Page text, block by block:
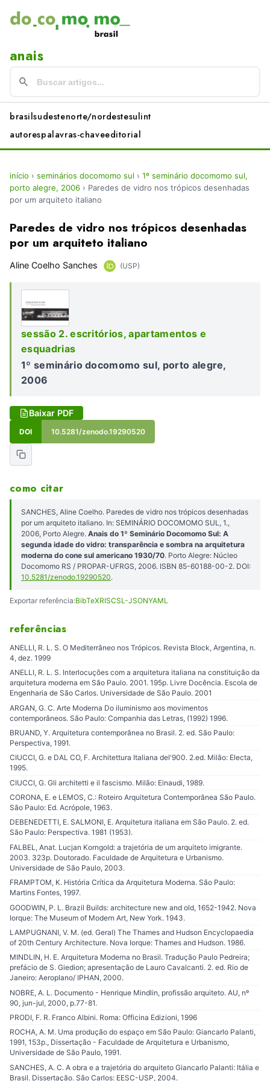
anais
brasilsudestenorte/nordestesulint
autorespalavras-chaveeditorial
início › seminários docomomo sul › 1º seminário docomomo sul,
porto alegre, 2006 › Paredes de vidro nos trópicos desenhadas
por um arquiteto italiano
Paredes de vidro nos trópicos desenhadas
por um arquiteto italiano
Aline Coelho Sanches (USP)
sessão 2. escritórios, apartamentos e
esquadrias
1º seminário docomomo sul, porto alegre,
2006
Baixar PDF
DOI 10.5281/zenodo.19290520
como citar
SANCHES, Aline Coelho. Paredes de vidro nos trópicos desenhadas
por um arquiteto italiano. In: SEMINÁRIO DOCOMOMO SUL, 1.,
2006, Porto Alegre. Anais do 1º Seminário Docomomo Sul: A
segunda idade do vidro: transparência e sombra na arquitetura
moderna do cone sul americano 1930/70. Porto Alegre: Núcleo
Docomomo RS / PROPAR-UFRGS, 2006. ISBN 85-60188-00-2. DOI:
10.5281/zenodo.19290520.
Exportar referência:BibTeXRISCSL-JSONYAML
referências
ANELLI, R. L. S. O Mediterrâneo nos Trópicos. Revista Block, Argentina, n.
4, dez. 1999
ANELLI, R. L. S. Interlocuções com a arquitetura italiana na constituição da
arquitetura moderna em São Paulo. 2001. 195p. Livre Docência. Escola de
Engenharia de São Carlos. Universidade de São Paulo. 2001
ARGAN, G. C. Arte Moderna Do iluminismo aos movimentos
contemporâneos. São Paulo: Companhia das Letras, (1992) 1996.
BRUAND, Y. Arquitetura contemporânea no Brasil. 2. ed. São Paulo:
Perspectiva, 1991.
CIUCCI, G. e DAL CO, F. Architettura Italiana del'900. 2.ed. Milão: Electa,
1995.
CIUCCI, G. Gli architetti e il fascismo. Milão: Einaudi, 1989.
CORONA, E. e LEMOS, C.: Roteiro Arquitetura Contemporânea São Paulo.
São Paulo: Ed. Acrópole, 1963.
DEBENEDETTI, E. SALMONI, E. Arquitetura italiana em São Paulo. 2. ed.
São Paulo: Perspectiva. 1981 (1953).
FALBEL, Anat. Lucjan Korngold: a trajetória de um arquiteto imigrante.
2003. 323p. Doutorado. Faculdade de Arquitetura e Urbanismo.
Universidade de São Paulo, 2003.
FRAMPTOM, K. História Crítica da Arquitetura Moderna. São Paulo:
Martins Fontes, 1997.
GOODWIN, P. L. Brazil Builds: architecture new and old, 1652-1942. Nova
Iorque: The Museum of Modern Art, New York. 1943.
LAMPUGNANI, V. M. (ed. Geral) The Thames and Hudson Encyclopaedia
of 20th Century Architecture. Nova Iorque: Thames and Hudson. 1986.
MINDLIN, H. E. Arquitetura Moderna no Brasil. Tradução Paulo Pedreira;
prefácio de S. Giedion; apresentação de Lauro Cavalcanti. 2. ed. Rio de
Janeiro: Aeroplano/ IPHAN, 2000.
NOBRE, A. L. Documento - Henrique Mindlin, profissão arquiteto. AU, nº
90, jun-jul, 2000, p.77-81.
PRODI, F. R. Franco Albini. Roma: Officina Edizioni, 1996
ROCHA, A. M. Uma produção do espaço em São Paulo: Giancarlo Palanti,
1991, 153p., Dissertação - Faculdade de Arquitetura e Urbanismo,
Universidade de São Paulo, 1991.
SANCHES, A. C. A obra e a trajetória do arquiteto Giancarlo Palanti: Itália e
Brasil. Dissertação. São Carlos: EESC-USP, 2004.